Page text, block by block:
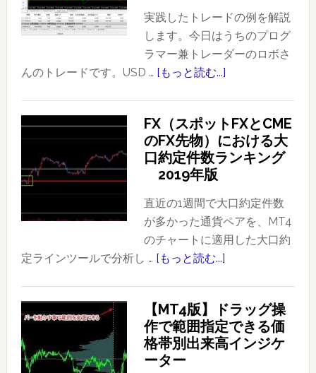
実践したトレードの例を解説
します。今日はうちのプログ
ラマー兼トレーダーのロボさ
んのトレードです。USD … [もっと読む...]
イ
ス
ア
シ
ョ
ン
た
ト
レ
FX（スポットFXとCME
のFX先物）における大
口約定件数ランキング
2019年版
直近の1週間で大口約定件数
が多かった通貨ペアを、MT4
のチャートに適用した大口約
定ラインツールで分析し … [もっと読む...]
ッ
ト
FX
【MT4版】ドラッグ操
作で範囲指定できる価
格帯別出来高インジケ
ーター